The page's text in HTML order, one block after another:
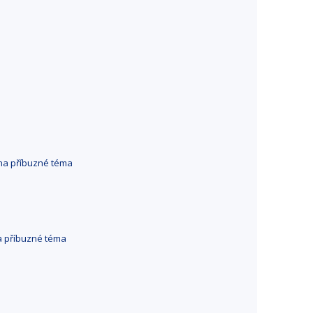
příbuzné téma
příbuzné téma